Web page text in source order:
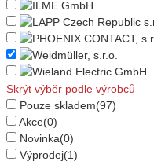
Skrýt výběr podle výrobců
Pouze skladem(97)
Akce(0)
Novinka(0)
Výprodej(1)